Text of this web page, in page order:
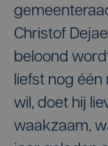
Christof
beloond
liefst nog
wil, doet hij
waakzaam,